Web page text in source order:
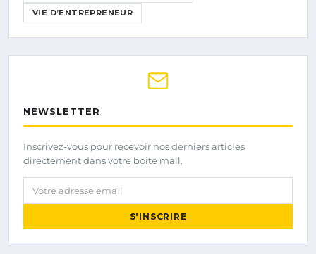
VIE D’ENTREPRENEUR
NEWSLETTER
Inscrivez-vous pour recevoir nos derniers articles
directement dans votre boîte mail.
Votre adresse email
S'INSCRIRE